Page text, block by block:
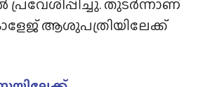
ആശുപത്രിയിലേക്ക്